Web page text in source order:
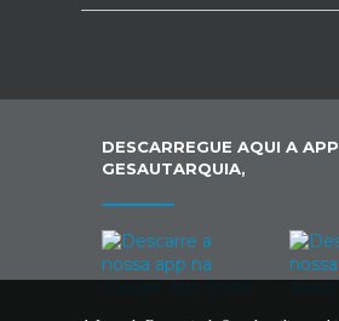
DESCARREGUE AQUI A APP
GESAUTARQUIA,